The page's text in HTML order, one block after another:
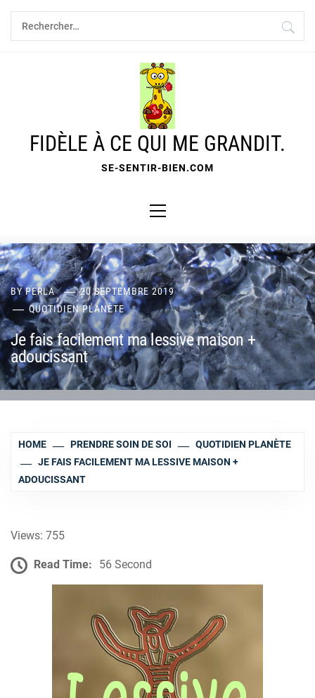
Skip
content
Rechercher :
FIDÈLE À CE QUI ME GRANDIT.
SE-SENTIR-BIEN.COM
Menu
BYPERLA
20 SEPTEMBRE 2019
QUOTIDIEN PLANÈTE
Je fais facilement ma lessive maison +
adoucissant
HOME PRENDRE SOIN DE SOI
QUOTIDIEN PLANÈTE
JE FAIS FACILEMENT MA LESSIVE MAISON +
ADOUCISSANT
Views: 755
Read Time: 56 Second